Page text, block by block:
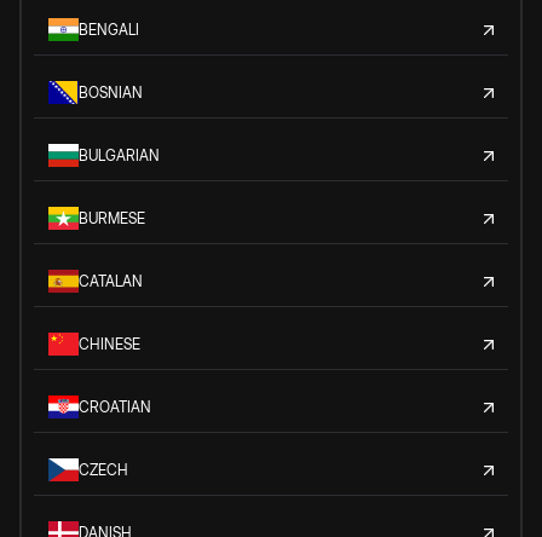
BENGALI
BOSNIAN
BULGARIAN
BURMESE
CATALAN
CHINESE
CROATIAN
CZECH
DANISH